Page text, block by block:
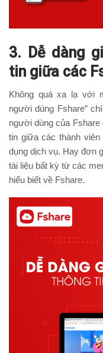
3. Dễ dàng
tin giữa các
Không quá xa lạ với
người dùng Fshare”
người dùng của Fshare
tin giữa các thành
dụng dịch vụ. Hay đơn
tài liệu bất kỳ từ các
hiểu biết về Fshare.